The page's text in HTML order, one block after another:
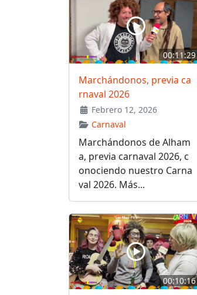
00:11:29
Marchándonos, previa ca
rnaval 2026
Febrero 12, 2026
Carnaval
Marchándonos de Alham
a, previa carnaval 2026, c
onociendo nuestro Carna
val 2026. Más...
00:10:16